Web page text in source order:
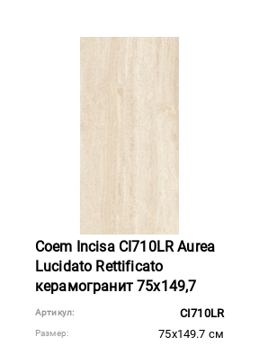
Coem Incisa CI710LR Aurea
Lucidato Rettificato
керамогранит 75x149,7
Артикул: CI710LR
Размер: 75x149.7 см